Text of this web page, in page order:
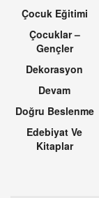
Çocuk Eğitimi
Çocuklar –
Gençler
Dekorasyon
Devam
Doğru Beslenme
Edebiyat Ve
Kitaplar